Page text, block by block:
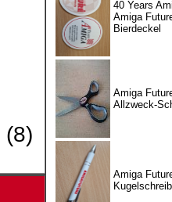
(8)
40 Years
Amiga
Bierdeckel
Amiga
Allzweck-
Amiga